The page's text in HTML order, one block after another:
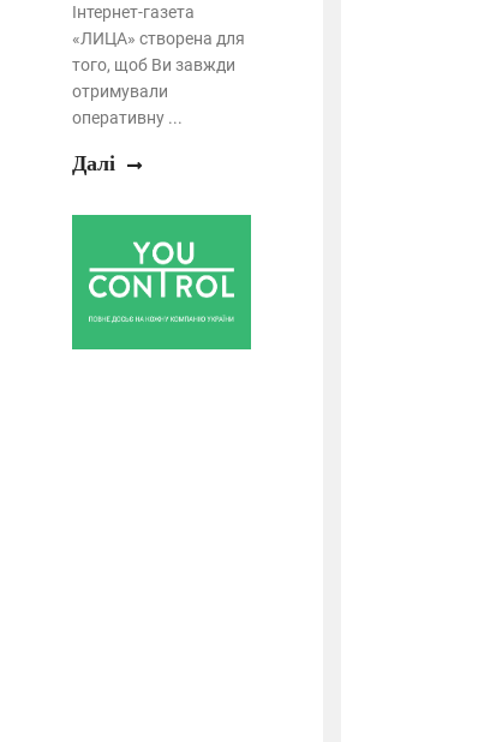
Інтернет-газета
«ЛИЦА» створена для
того, щоб Ви завжди
отримували
оперативну ...
Далі